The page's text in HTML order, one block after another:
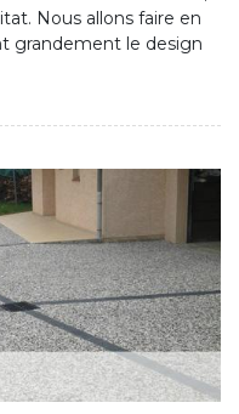
Nous allons faire en
grandement le design